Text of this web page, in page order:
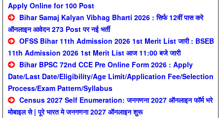
Apply Online for 100 Post
Bihar Samaj Kalyan Vibhag Bharti 2026 : सिर्फ 12वीं पास करे
ऑनलाइन आवेदन 273 Post पर नई भर्ती
OFSS Bihar 11th Admission 2026 1st Merit List जारी : BSEB
11th Admission 2026 1st Merit List आज 11:00 बजे जारी
Bihar BPSC 72nd CCE Pre Online Form 2026 : Apply
Date/Last Date/Eligibility/Age Limit/Application Fee/Selection
Process/Exam Pattern/Syllabus
Census 2027 Self Enumeration: जनगणना 2027 ऑनलाइन फॉर्म भरे
मोबाइल से | पूरे भारत मे जनगणना 2027 ऑनलाइन शुरू